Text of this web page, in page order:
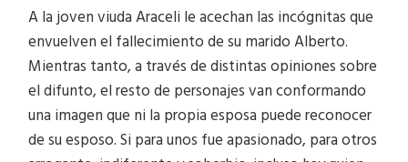
A la joven viuda Araceli le acechan las incógnitas que
envuelven el fallecimiento de su marido Alberto.
Mientras tanto, a través de distintas opiniones sobre
el difunto, el resto de personajes van conformando
una imagen que ni la propia esposa puede reconocer
de su esposo. Si para unos fue apasionado, para otros